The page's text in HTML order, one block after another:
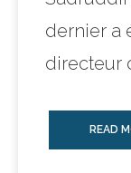
dernier a
directeur
READ